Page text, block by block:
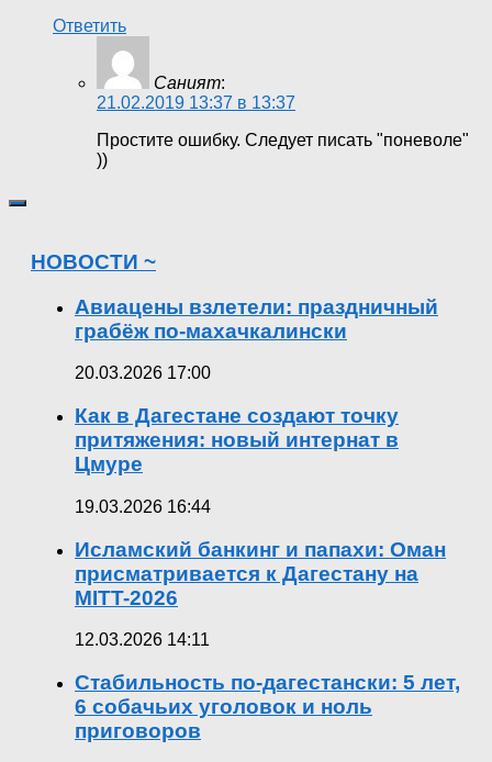
Ответить
Саният:
21.02.2019 13:37 в 13:37
Простите ошибку. Следует писать "поневоле"
))
НОВОСТИ ~
Авиацены взлетели: праздничный
грабёж по-махачкалински
20.03.2026 17:00
Как в Дагестане создают точку
притяжения: новый интернат в
Цмуре
19.03.2026 16:44
Исламский банкинг и папахи: Оман
присматривается к Дагестану на
MITT-2026
12.03.2026 14:11
Стабильность по-дагестански: 5 лет,
6 собачьих уголовок и ноль
приговоров